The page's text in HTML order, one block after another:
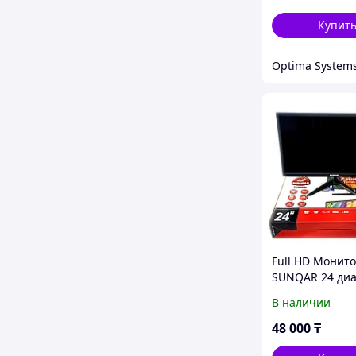
Optima
Full HD
SUNQAR 24
динамиками
В наличии
48 000₸